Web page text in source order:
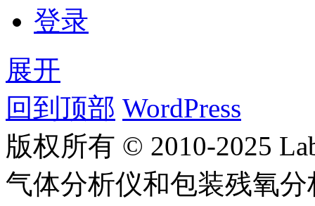
登录
展开
回到顶部 WordPress
版权所有 © 2010-2025
气体分析仪和包装残氧